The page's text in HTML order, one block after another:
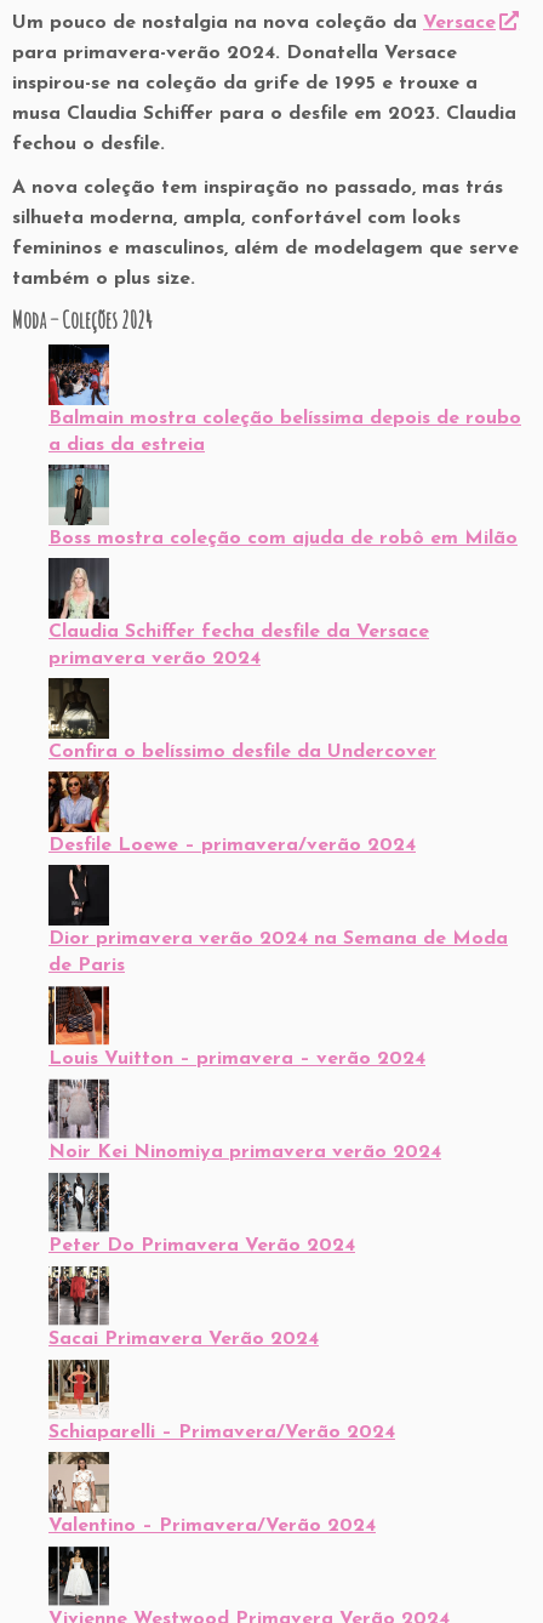
Um pouco de nostalgia na nova coleção da Versace
para primavera-verão 2024. Donatella Versace
inspirou-se na coleção da grife de 1995 e trouxe a
musa Claudia Schiffer para o desfile em 2023. Claudia
fechou o desfile.
A nova coleção tem inspiração no passado, mas trás
silhueta moderna, ampla, confortável com looks
femininos e masculinos, além de modelagem que serve
também o plus size.
Moda – Coleções 2024
Balmain mostra coleção belíssima depois de roubo
a dias da estreia
Boss mostra coleção com ajuda de robô em Milão
Claudia Schiffer fecha desfile da Versace
primavera verão 2024
Confira o belíssimo desfile da Undercover
Desfile Loewe – primavera/verão 2024
Dior primavera verão 2024 na Semana de Moda
de Paris
Louis Vuitton – primavera – verão 2024
Noir Kei Ninomiya primavera verão 2024
Peter Do Primavera Verão 2024
Sacai Primavera Verão 2024
Schiaparelli – Primavera/Verão 2024
Valentino – Primavera/Verão 2024